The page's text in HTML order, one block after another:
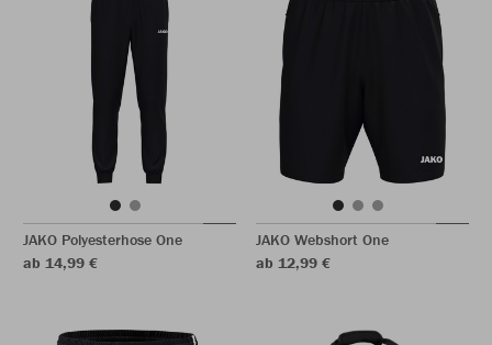
JAKO Polyesterhose One
ab 14,99 €
JAKO Webshort One
ab 12,99 €